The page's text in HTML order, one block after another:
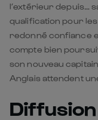
l’extérieur depuis…
qualification pour
redonné confiance
compte bien
son nouveau
Anglais attendent
Diffusion